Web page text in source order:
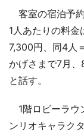
客室の宿泊予
1人あたりの料
7,300円、同4人
かげさまで7月、
と話す。
1階ロビーラウ
ンリオキャラク